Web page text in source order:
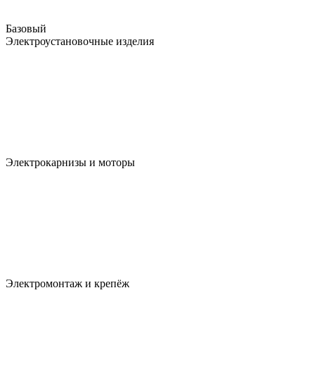
Базовый
Электроустановочные изделия
Электрокарнизы и моторы
Электромонтаж и крепёж